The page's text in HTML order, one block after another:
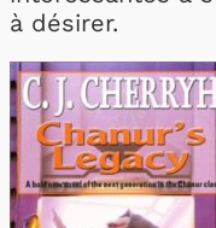
à désirer.